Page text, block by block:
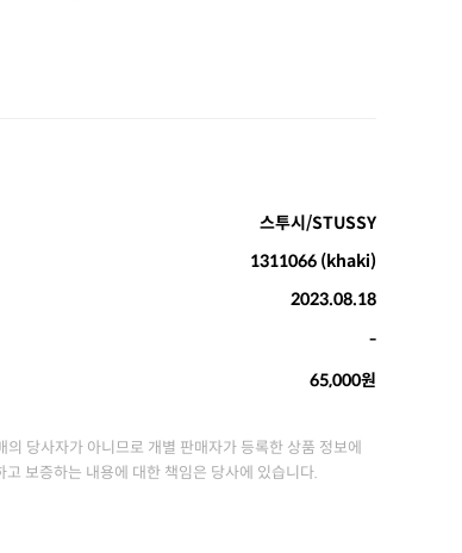
스투시/STUSSY
1311066 (khaki)
2023.08.18
-
65,000원
당사자가 아니므로 개별 판매자가 등록한 상품 정보에
보증하는 내용에 대한 책임은 당사에 있습니다.